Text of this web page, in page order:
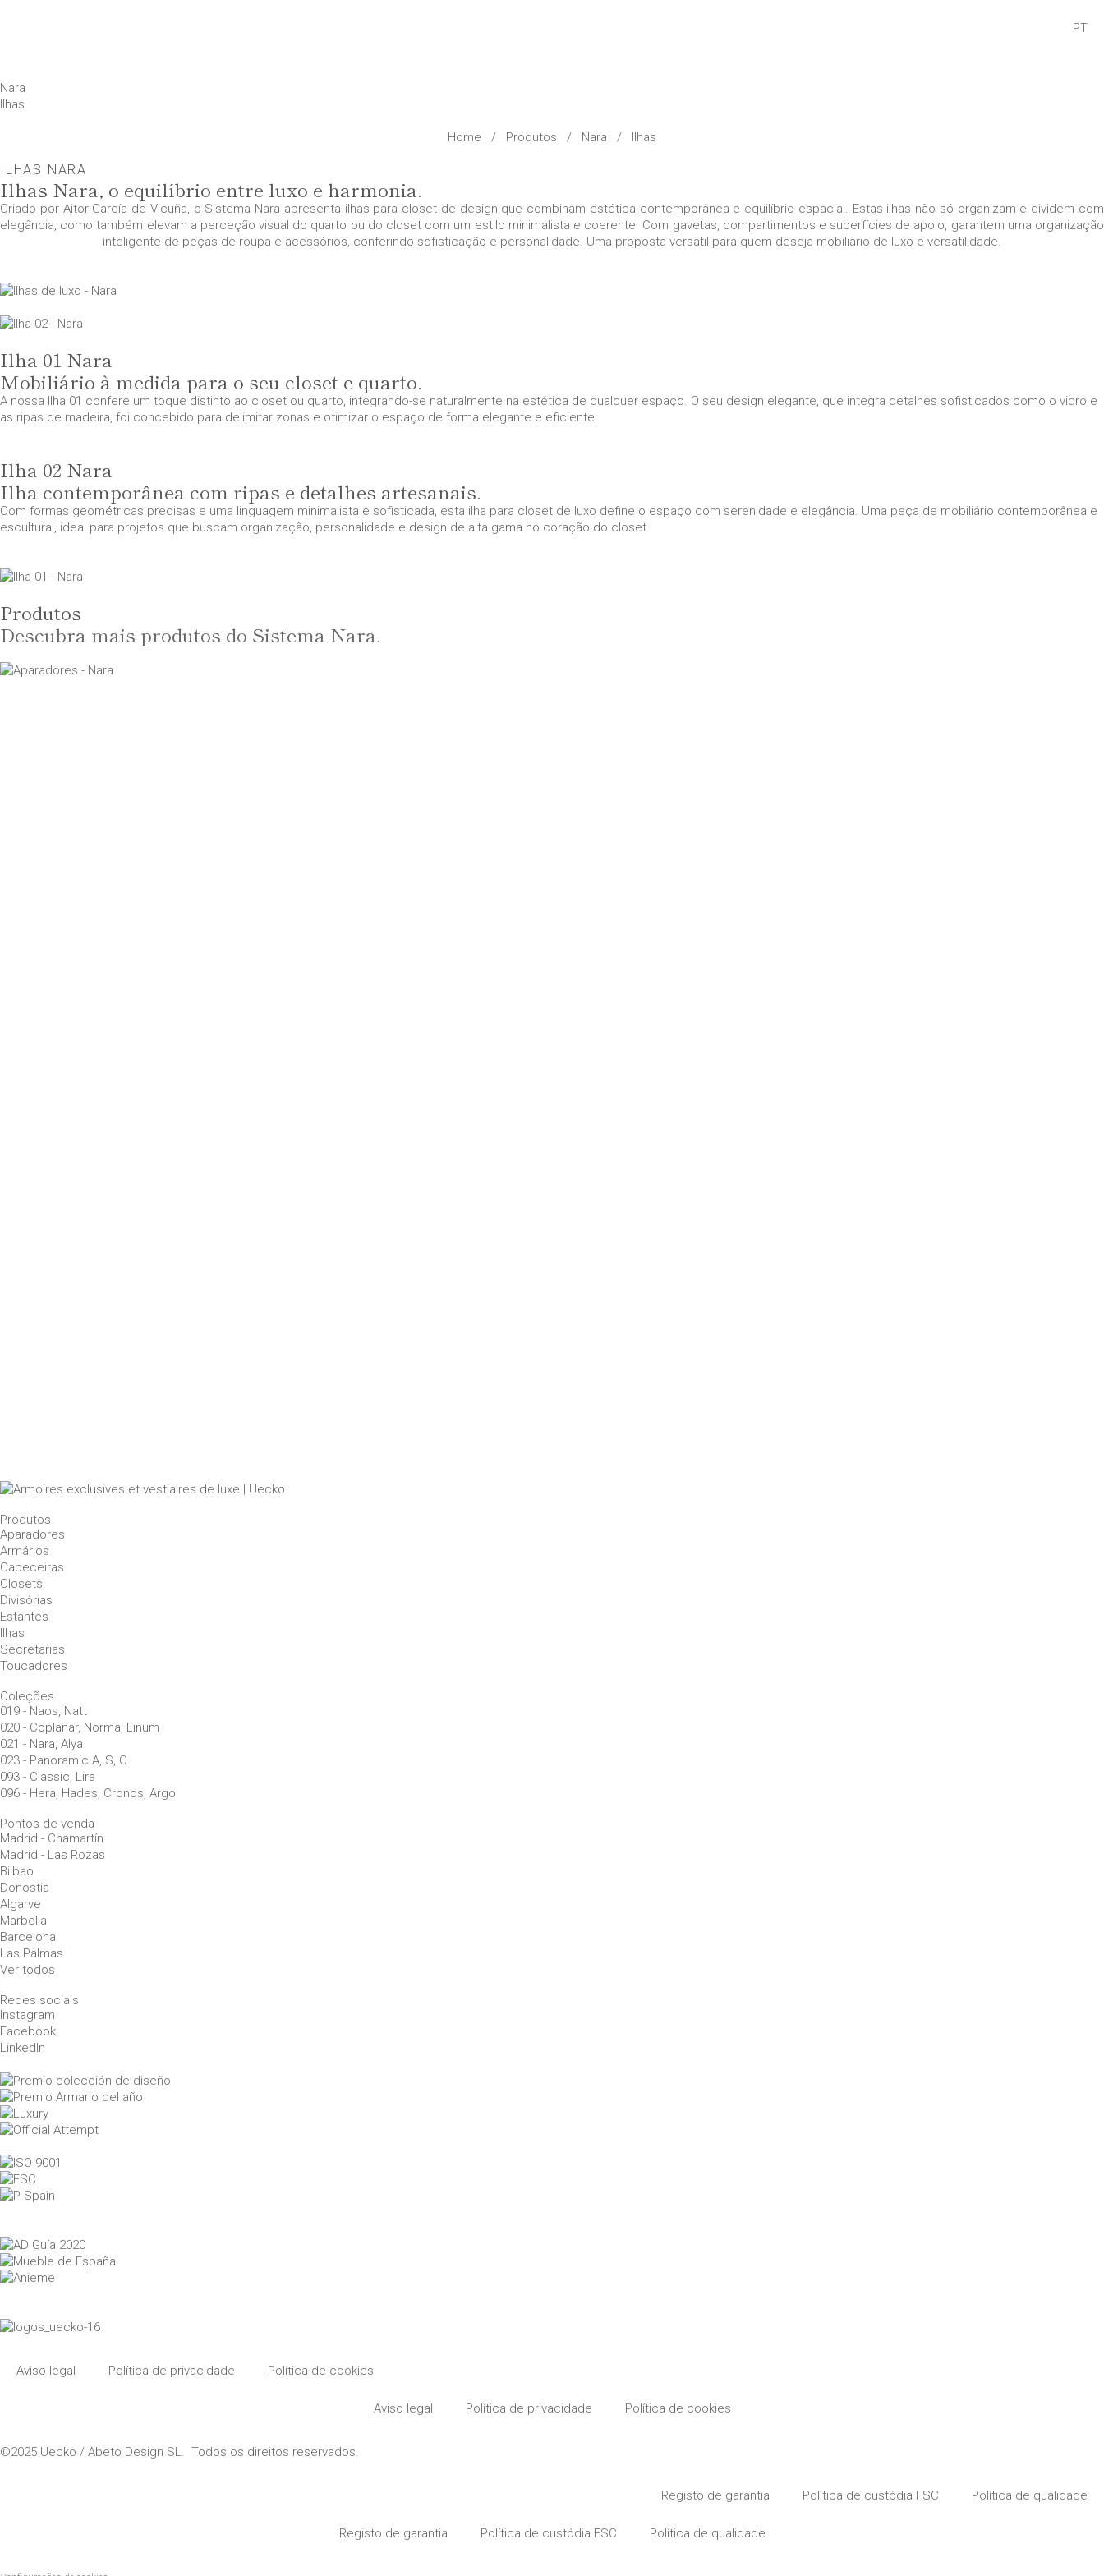
PT
Nara
Ilhas
Home / Produtos / Nara / Ilhas
ILHAS NARA
Ilhas Nara, o equilíbrio entre luxo e harmonia.
Criado por Aitor García de Vicuña, o Sistema Nara apresenta ilhas para closet de design que combinam estética contemporânea e equilíbrio espacial. Estas ilhas não só organizam e dividem com
elegância, como também elevam a perceção visual do quarto ou do closet com um estilo minimalista e coerente. Com gavetas, compartimentos e superfícies de apoio, garantem uma organização
inteligente de peças de roupa e acessórios, conferindo sofisticação e personalidade. Uma proposta versátil para quem deseja mobiliário de luxo e versatilidade.
Ilha 01 Nara
Mobiliário à medida para o seu closet e quarto.
A nossa Ilha 01 confere um toque distinto ao closet ou quarto, integrando-se naturalmente na estética de qualquer espaço. O seu design elegante, que integra detalhes sofisticados como o vidro e
as ripas de madeira, foi concebido para delimitar zonas e otimizar o espaço de forma elegante e eficiente.
Ilha 02 Nara
Ilha contemporânea com ripas e detalhes artesanais.
Com formas geométricas precisas e uma linguagem minimalista e sofisticada, esta ilha para closet de luxo define o espaço com serenidade e elegância. Uma peça de mobiliário contemporânea e
escultural, ideal para projetos que buscam organização, personalidade e design de alta gama no coração do closet.
Produtos
Descubra mais produtos do Sistema Nara.
Produtos
Aparadores
Armários
Cabeceiras
Closets
Divisórias
Estantes
Ilhas
Secretarias
Toucadores
Coleções
019 - Naos, Natt
020 - Coplanar, Norma, Linum
021 - Nara, Alya
023 - Panoramic A, S, C
093 - Classic, Lira
096 - Hera, Hades, Cronos, Argo
Pontos de venda
Madrid - Chamartín
Madrid - Las Rozas
Bilbao
Donostia
Algarve
Marbella
Barcelona
Las Palmas
Ver todos
Redes sociais
Instagram
Facebook
LinkedIn
Aviso legal Política de privacidade Política de cookies
Aviso legal Política de privacidade Política de cookies
©2025 Uecko / Abeto Design SL. Todos os direitos reservados.
Registo de garantia Política de custódia FSC Política de qualidade
Registo de garantia Política de custódia FSC Política de qualidade